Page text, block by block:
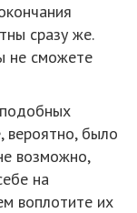
сразу же.
не сможете
вероятно, было
возможно,
на
воплотите их